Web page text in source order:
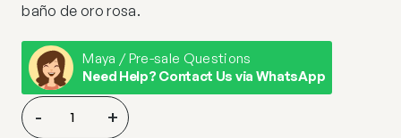
baño de oro rosa.
Maya / Pre-sale Questions
Need Help? Contact Us via WhatsApp
APLIQUE
2L - +